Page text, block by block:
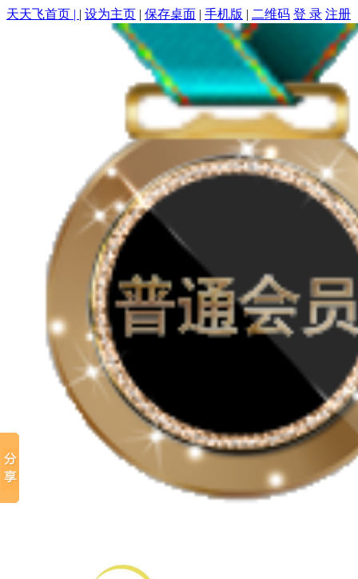
天天飞首页 | | 设为主页 | 保存桌面 | 手机版 | 二维码 登 录 注册